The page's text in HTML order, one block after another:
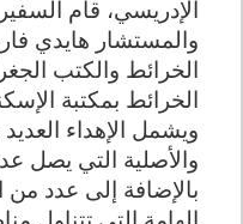
الإدريسي، قام
والمستشار هايدي
الخرائط والكتب
الخرائط بمكتبة
ويشمل الإهداء
بالإضافة إلى عدد من